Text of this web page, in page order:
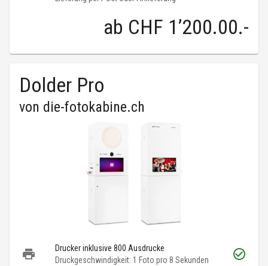
ab CHF 1’200.00.-
Dolder Pro
von die-fotokabine.ch
Drucker inklusive 800 Ausdrucke
Druckgeschwindigkeit: 1 Foto pro 8 Sekunden